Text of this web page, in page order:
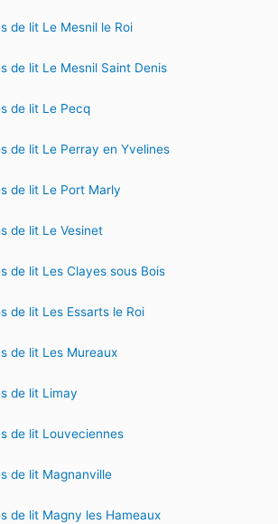
de lit Le Mesnil le Roi
de lit Le Mesnil Saint Denis
de lit Le Pecq
de lit Le Perray en Yvelines
de lit Le Port Marly
de lit Le Vesinet
de lit Les Clayes sous Bois
de lit Les Essarts le Roi
de lit Les Mureaux
de lit Limay
de lit Louveciennes
de lit Magnanville
de lit Magny les Hameaux